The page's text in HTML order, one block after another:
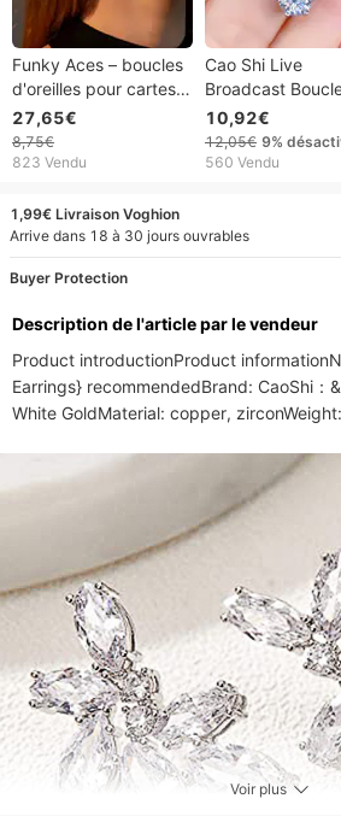
Funky Aces – boucles
d'oreilles pour cartes à
jouer, Punk, Poker, jeu
à main, Casino,
Costume amusant,
pour femmes et filles
27,65€
8,75€
823 Vendu
Cao Shi Live
Broadcast
d'oreilles Cuivre
Placage Boucles
d'oreilles Zircon
10,92€
12,05€ 9%
560 Vendu
1,99€ Livraison Voghion
Arrive dans 18 à 30 jours ouvrables
Buyer Protection
Description de l'article par le vendeur
Product introductionProduct
Earrings} recommendedBrand: CaoShi：
White GoldMaterial: copper,
Voir plus